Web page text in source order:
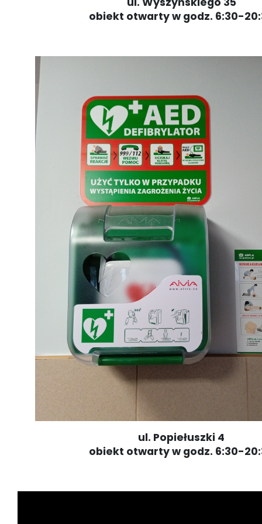
obiekt otwarty w godz. 6:30-
ul. Popiełuszki 4
obiekt otwarty w godz. 6:30-